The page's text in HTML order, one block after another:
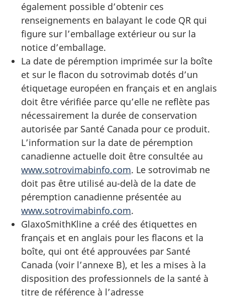
également possible d’obtenir ces
renseignements en balayant le code QR qui
figure sur l’emballage extérieur ou sur la
notice d’emballage.
La date de péremption imprimée sur la boîte
et sur le flacon du sotrovimab dotés d’un
étiquetage européen en français et en anglais
doit être vérifiée parce qu’elle ne reflète pas
nécessairement la durée de conservation
autorisée par Santé Canada pour ce produit.
L’information sur la date de péremption
canadienne actuelle doit être consultée au
www.sotrovimabinfo.com. Le sotrovimab ne
doit pas être utilisé au-delà de la date de
péremption canadienne présentée au
www.sotrovimabinfo.com.
GlaxoSmithKline a créé des étiquettes en
français et en anglais pour les flacons et la
boîte, qui ont été approuvées par Santé
Canada (voir l’annexe B), et les a mises à la
disposition des professionnels de la santé à
titre de référence à l’adresse